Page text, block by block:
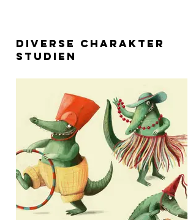
Diverse Charakter
Studien